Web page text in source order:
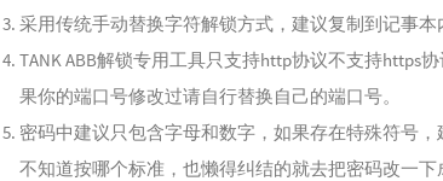
采用传统手动替换字符解锁方式，建议复制到记事本
TANK ABB解锁专用工具只支持http协议不支持https
果你的端口号修改过请自行替换自己的端口号。
密码中建议只包含字母和数字，如果存在特殊符号
不知道按哪个标准，也懒得纠结的就去把密码改一